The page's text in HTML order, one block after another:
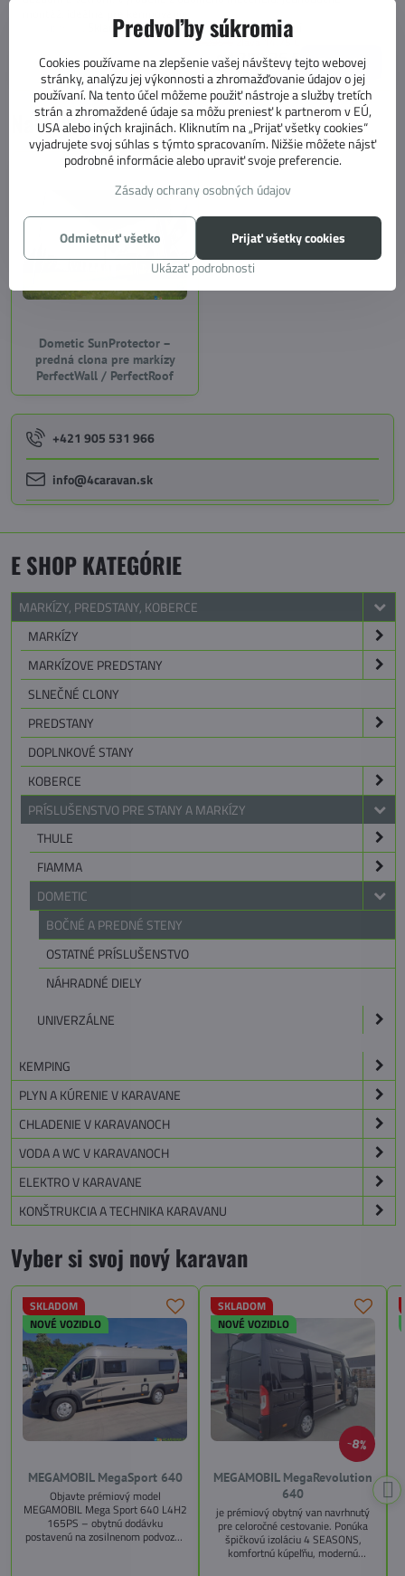
Skladom u dodávateľa: doručenie 5-12 dní
od 280,25 €
od 227,85 €bez DPH
od 295 € Zľava 14,75 €
Zobraziť
Navštívené produkty
Dometic SunProtector –
predná clona pre markízy
PerfectWall / PerfectRoof
+421 905 531 966
info@4caravan.sk
E SHOP KATEGÓRIE
MARKÍZY, PREDSTANY, KOBERCE
MARKÍZY
MARKÍZOVE PREDSTANY
SLNEČNÉ CLONY
PREDSTANY
DOPLNKOVÉ STANY
KOBERCE
PRÍSLUŠENSTVO PRE STANY A MARKÍZY
THULE
FIAMMA
DOMETIC
BOČNÉ A PREDNÉ STENY
OSTATNÉ PRÍSLUŠENSTVO
NÁHRADNÉ DIELY
UNIVERZÁLNE
KEMPING
PLYN A KÚRENIE V KARAVANE
CHLADENIE V KARAVANOCH
VODA A WC V KARAVANOCH
ELEKTRO V KARAVANE
KONŠTRUKCIA A TECHNIKA KARAVANU
Vyber si svoj nový karavan
SKLADOM
NOVÉ VOZIDLO
MEGAMOBIL MegaSport 640
Objavte prémiový model
MEGAMOBIL Mega Sport 640 L4H2
165PS – obytnú dodávku
postavenú na zosilnenom podvozku
8%
SKLADOM
NOVÉ VOZIDLO
MEGAMOBIL MegaRevolution
640
je prémiový obytný van navrhnutý
pre celoročné cestovanie. Ponúka
špičkovú izoláciu 4 SEASONS,
komfortnú kúpeľňu, modernú
Predvoľby súkromia
Cookies používame na zlepšenie vašej návštevy tejto webovej
stránky, analýzu jej výkonnosti a zhromažďovanie údajov o jej
používaní. Na tento účel môžeme použiť nástroje a služby tretích
strán a zhromaždené údaje sa môžu preniesť k partnerom v EÚ,
USA alebo iných krajinách. Kliknutím na „Prijať všetky cookies“
vyjadrujete svoj súhlas s týmto spracovaním. Nižšie môžete nájsť
podrobné informácie alebo upraviť svoje preferencie.
Zásady ochrany osobných údajov
Ukázať podrobnosti
Prijať všetky cookies
Odmietnuť všetko